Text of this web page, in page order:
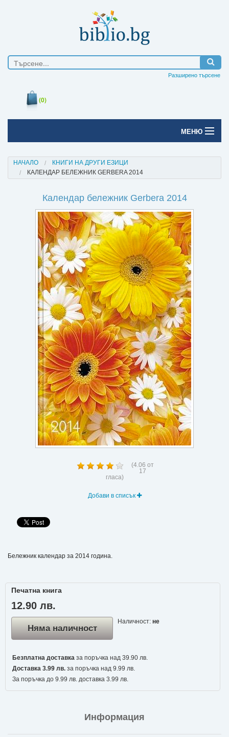
Разширено търсене
(0)
МЕНЮ
Печатни книги
Електронни книги
Е-списания
Подаръци
Ваучери
Промоции
Контакти
Вход
Регистрация
НАЧАЛО
КНИГИ НА ДРУГИ ЕЗИЦИ
КАЛЕНДАР БЕЛЕЖНИК GERBERA 2014
Календар бележник Gerbera 2014
(4.06 от
17
гласа)
Добави в списък
Бележник календар за 2014 година.
Печатна книга
12.90 лв.
Няма наличност
Наличност: не
Безплатна доставказа поръчка над 39.90 лв.
Доставка 3.99 лв.за поръчка над 9.99 лв.
За поръчка до 9.99 лв. доставка 3.99 лв.
Информация